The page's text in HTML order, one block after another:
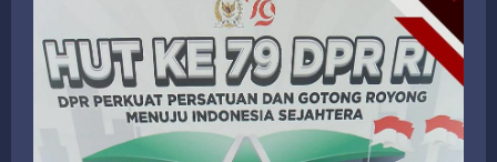
Rahmat Saleh Nilai Penataan BUMN Perlu, Asalkan Layanan Publik Tetap Terjaga
Thursday, 6 August